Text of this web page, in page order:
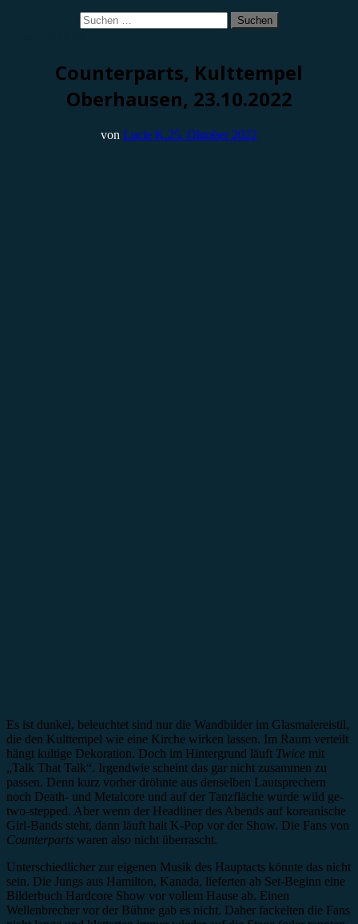
Suchen
nach:
Counterparts, Kulttempel
Oberhausen, 23.10.2022
von Lucie K.25. Oktober 2022
Es ist dunkel, beleuchtet sind nur die Wandbilder im Glasmalereistil,
die den Kulttempel wie eine Kirche wirken lassen. Im Raum verteilt
hängt kultige Dekoration. Doch im Hintergrund läuft Twice mit
„Talk That Talk“. Irgendwie scheint das gar nicht zusammen zu
passen. Denn kurz vorher dröhnte aus denselben Lautsprechern
noch Death- und Metalcore und auf der Tanzfläche wurde wild ge-
two-stepped. Aber wenn der Headliner des Abends auf koreanische
Girl-Bands steht, dann läuft halt K-Pop vor der Show. Die Fans von
Counterparts waren also nicht überrascht.
Unterschiedlicher zur eigenen Musik des Hauptacts könnte das nicht
sein. Die Jungs aus Hamilton, Kanada, lieferten ab Set-Beginn eine
Bilderbuch Hardcore Show vor vollem Hause ab. Einen
Wellenbrecher vor der Bühne gab es nicht. Daher fackelten die Fans